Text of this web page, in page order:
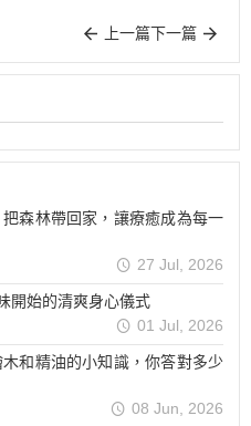
上一篇下一篇
森林帶回家，讓療癒成為每一
27 Jul, 2026
開始的清爽身心儀式
01 Jul, 2026
和精油的小知識，你答對多少
08 Jun, 2026